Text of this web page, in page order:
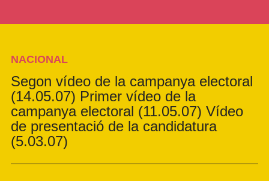
NACIONAL
Segon vídeo de la campanya electoral
(14.05.07) Primer vídeo de la
campanya electoral (11.05.07) Vídeo
de presentació de la candidatura
(5.03.07)